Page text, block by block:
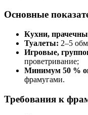
Основные
Кухни,
Туалеты: 2–5
Игровые,
проветривание;
Минимум 50 %
фрамугами.
Требования к